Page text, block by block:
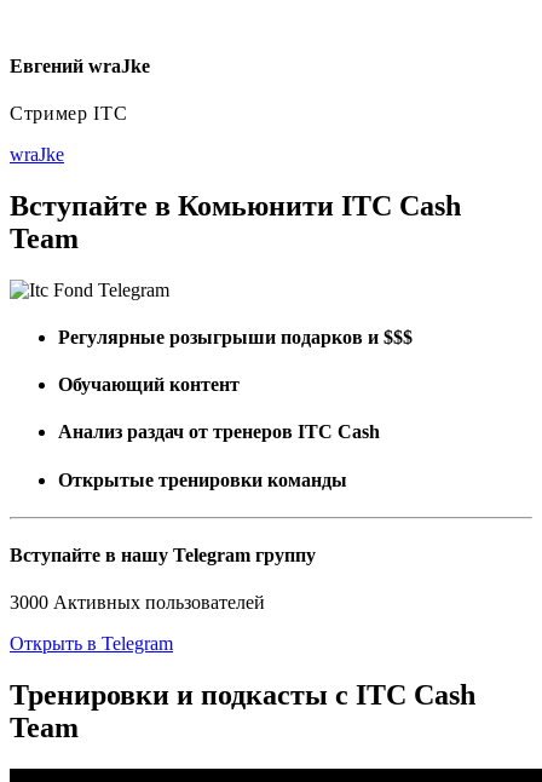
Евгений wraJke
Стример ITC
wraJke
Вступайте в Комьюнити ITC Cash
Team
Регулярные розыгрыши подарков и $$$
Обучающий контент
Анализ раздач от тренеров ITC Cash
Открытые тренировки команды
Вступайте в нашу Telegram группу
3000 Активных пользователей
Открыть в Telegram
Тренировки и подкасты с ITC Cash
Team